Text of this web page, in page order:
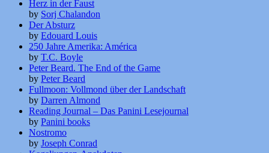
Herz in der Faust
by Sorj Chalandon
Der Absturz
by Edouard Louis
250 Jahre Amerika: América
by T.C. Boyle
Peter Beard. The End of the Game
by Peter Beard
Fullmoon: Vollmond über der Landschaft
by Darren Almond
Reading Journal – Das Panini Lesejournal
by Panini books
Nostromo
by Joseph Conrad